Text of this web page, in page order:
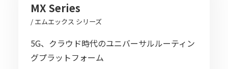
MX Series
/ エムエックス シリーズ
5G、クラウド時代のユニバーサルルーティン
グプラットフォーム